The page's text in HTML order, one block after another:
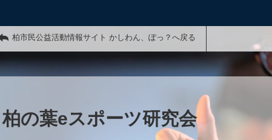
柏市民公益活動情報サイト かしわん、ぽっ？へ戻る
柏の葉eスポーツ研究会